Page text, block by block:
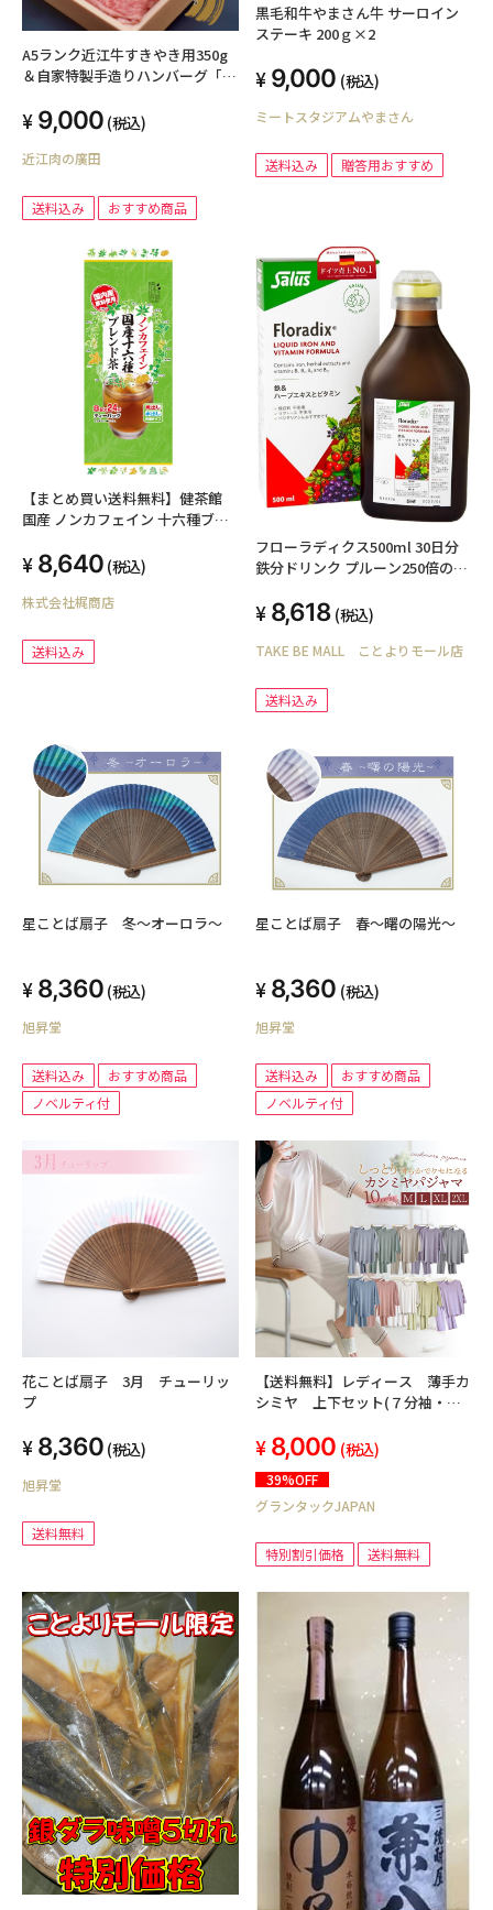
A5ランク近江牛すきやき用350g
＆自家特製手造りハンバーグ「近
9,000 (税込)
近江肉の廣田
送料込み おすすめ商品
黒毛和牛やまさん牛 サーロイン
ステーキ 200ｇ×2
9,000 (税込)
ミートスタジアムやまさん
送料込み 贈答用おすすめ
【まとめ買い送料無料】健茶館
国産 ノンカフェイン 十六種ブレ
個入り）
8,640 (税込)
株式会社梶商店
送料込み
フローラディクス500ml 30日分
鉄分ドリンク プルーン250倍の鉄
ーツ風味 液体鉄分 ビタミン 日本
オリジナル配合 国内正規品
8,618 (税込)
TAKE BE MALL ことよりモール店
送料込み
星ことば扇子 冬～オーロラ～
8,360 (税込)
旭昇堂
送料込み
おすすめ商品
ノベルティ付
星ことば扇子 春～曙の陽光～
8,360 (税込)
旭昇堂
送料込み
おすすめ商品
ノベルティ付
花ことば扇子 3月 チューリッ
プ
8,360 (税込)
旭昇堂
送料無料
【送料無料】レディース 薄手カ
シミヤ 上下セット(７分袖・パ
高級カシミア
8,000 (税込)
39%OFF
グランタックJAPAN
特別割引価格 送料無料